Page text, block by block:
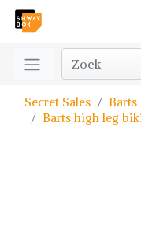
Secret Sales
Barts
Barts high leg